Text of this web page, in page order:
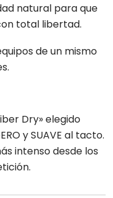
natural para que
total libertad.
de un mismo
Dry» elegido
y SUAVE al tacto.
intenso desde los